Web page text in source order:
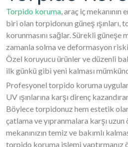
Torpido koruma, araç iç mekanının
biri olan torpidonun güneş ışınları,
korunmasını sağlar. Sürekli güneşe
zamanla solma ve deformasyon
Özel koruyucu ürünler ve düzenli
ilk günkü gibi yeni kalması
Profesyonel torpido koruma
UV ışınlarına karşı direnç
Böylece torpidonuz hem estetik
çatlama ve yıpranmalara karşı
mekanınızın temiz ve bakımlı
torpido koruma işlemi yaptırmanız